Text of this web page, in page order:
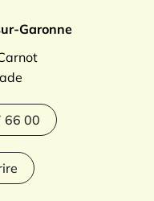
Garonne
66 00